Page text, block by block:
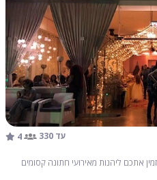
עד 330 4
אתכם ליהנות מאירועי חתונה קסומים